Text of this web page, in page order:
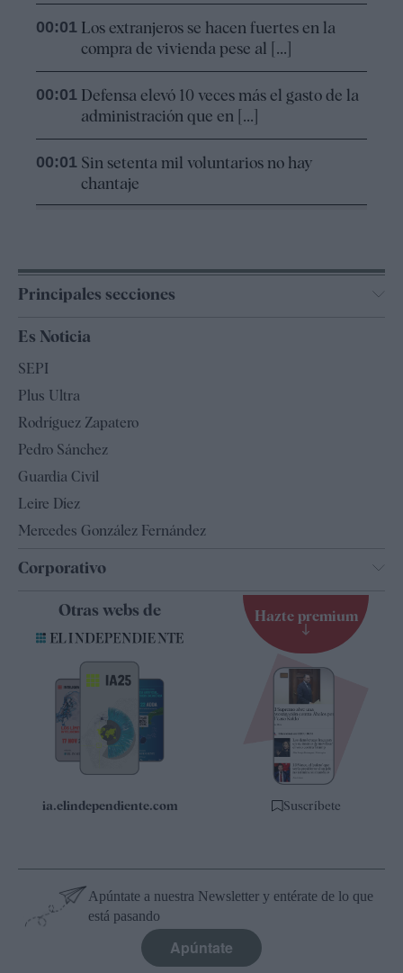
00:01 Los extranjeros se hacen fuertes en la
compra de vivienda pese al [...]
00:01 Defensa elevó 10 veces más el gasto de la
administración que en [...]
00:01 Sin setenta mil voluntarios no hay
chantaje
Principales secciones
España
Televisión
Es Noticia
SEPI
Plus Ultra
Rodríguez Zapatero
Pedro Sánchez
Guardia Civil
Leire Díez
Mercedes González Fernández
Corporativo
Contacto
Quiénes somos
Especificaciones
Otras webs de
ia.elindependiente.com
Hazte premium
Suscríbete
Apúntate a nuestra Newsletter y entérate de lo que
está pasando
Apúntate